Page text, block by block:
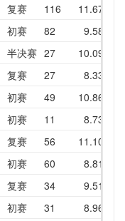
复赛 116 11.67
初赛
82 9.58
半决赛 27 10.09
复赛
27 8.33
初赛
49 10.86
初赛 11 8.73
复赛 56 11.10
初赛
60 8.81
复赛 34 9.51
初赛
31 8.96